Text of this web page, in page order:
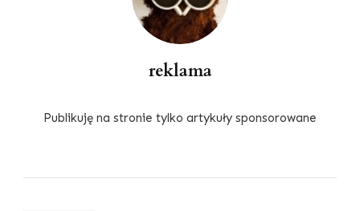
reklama
Publikuję na stronie tylko artykuły sponsorowane